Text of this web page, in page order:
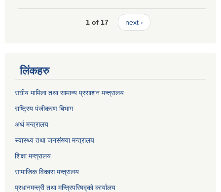
1 of 17 next ›
लिंकहरु
संघीय मामिला तथा सामान्य प्रसाशन मन्त्रालय
राष्ट्रिय पंजीकरण बिभाग
अर्थ मन्त्रालय
स्वास्थ्य तथा जनसंख्या मन्त्रालय
शिक्षा मन्त्रालय
सामाजिक विकास मन्त्रालय
प्रधानमन्त्री तथा मन्त्रिपरिषद्को कार्यालय